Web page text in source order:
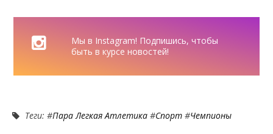
Мы в Instagram! Подпишись, чтобы
быть в курсе новостей!
Теги: #Пара Легкая Атлетика #Спорт #Чемпионы